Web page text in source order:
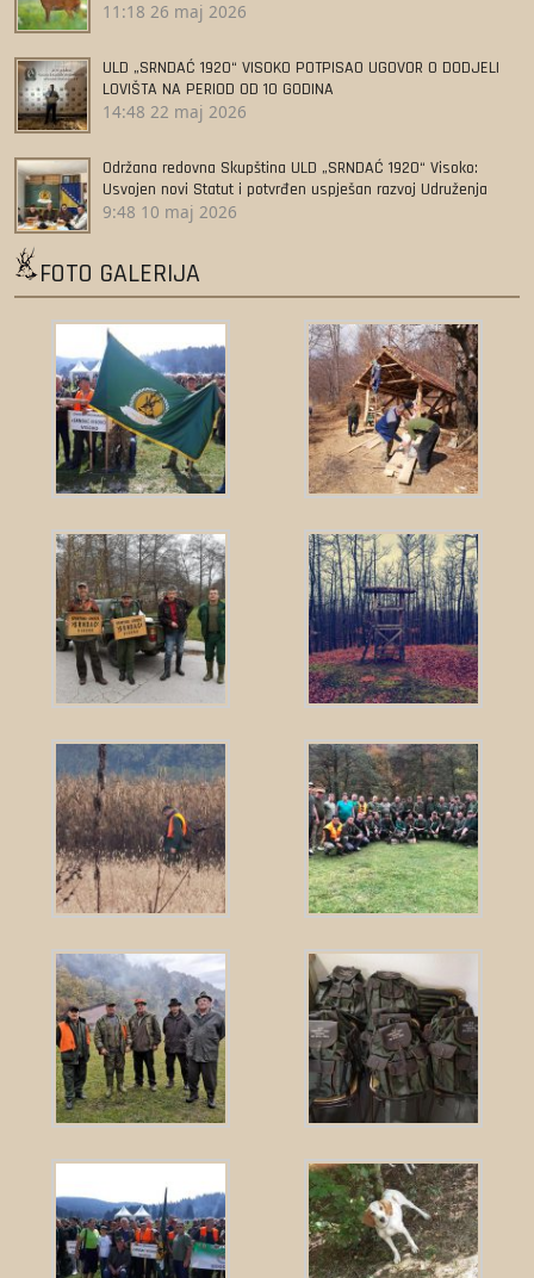
11:18 26 maj 2026
ULD „SRNDAĆ 1920“ VISOKO POTPISAO UGOVOR O DODJELI
LOVIŠTA NA PERIOD OD 10 GODINA
14:48 22 maj 2026
Održana redovna Skupština ULD „SRNDAĆ 1920“ Visoko:
Usvojen novi Statut i potvrđen uspješan razvoj Udruženja
9:48 10 maj 2026
FOTO GALERIJA